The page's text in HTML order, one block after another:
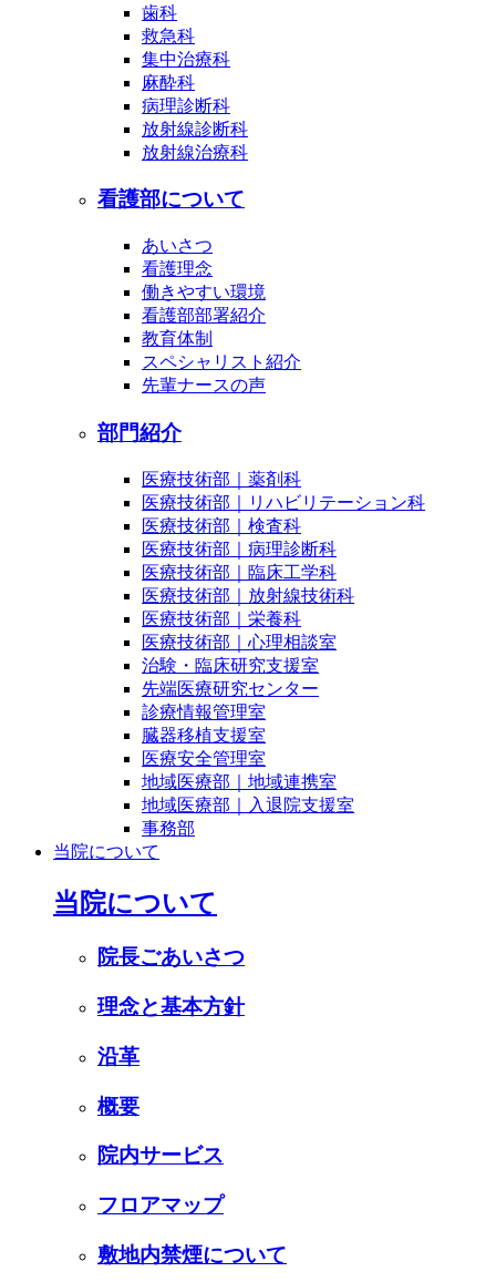
歯科
救急科
集中治療科
麻酔科
病理診断科
放射線診断科
放射線治療科
看護部について
あいさつ
看護理念
働きやすい環境
看護部部署紹介
教育体制
スペシャリスト紹介
先輩ナースの声
部門紹介
医療技術部｜薬剤科
医療技術部｜リハビリテーション科
医療技術部｜検査科
医療技術部｜病理診断科
医療技術部｜臨床工学科
医療技術部｜放射線技術科
医療技術部｜栄養科
医療技術部｜心理相談室
治験・臨床研究支援室
先端医療研究センター
診療情報管理室
臓器移植支援室
医療安全管理室
地域医療部｜地域連携室
地域医療部｜入退院支援室
事務部
当院について
当院について
院長ごあいさつ
理念と基本方針
沿革
概要
院内サービス
フロアマップ
敷地内禁煙について